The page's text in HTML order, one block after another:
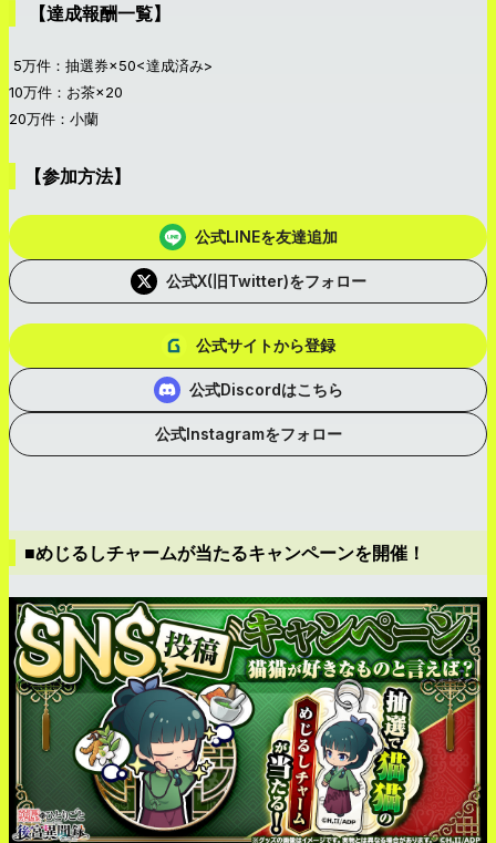
【達成報酬一覧】
5万件：抽選券×50<達成済み>
10万件：お茶×20
20万件：小蘭
【参加方法】
公式LINEを友達追加
公式X(旧Twitter)をフォロー
公式サイトから登録
公式Discordはこちら
公式Instagramをフォロー
■めじるしチャームが当たるキャンペーンを開催！